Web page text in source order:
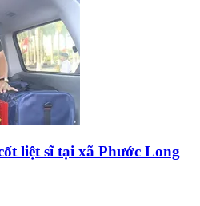
liệt sĩ tại xã Phước Long